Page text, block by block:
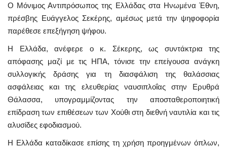
O Μόνιμος Αντιπρόσωπος της Ελλάδας στα Ηνωμένα Έθνη,
πρέσβης Ευάγγελος Σεκέρης, αμέσως μετά την ψηφοφορία
παρέθεσε επεξήγηση ψήφου.
Η Ελλάδα, ανέφερε ο κ. Σέκερης, ως συντάκτρια της
απόφασης μαζί με τις ΗΠΑ, τόνισε την επείγουσα ανάγκη
συλλογικής δράσης για τη διασφάλιση της θαλάσσιας
ασφάλειας και της ελευθερίας ναυσιπλοΐας στην Ερυθρά
Θάλασσα, υπογραμμίζοντας την αποσταθεροποιητική
επίδραση των επιθέσεων των Χούθι στη διεθνή ναυτιλία και τις
αλυσίδες εφοδιασμού.
Η Ελλάδα καταδίκασε επίσης τη χρήση προηγμένων όπλων,